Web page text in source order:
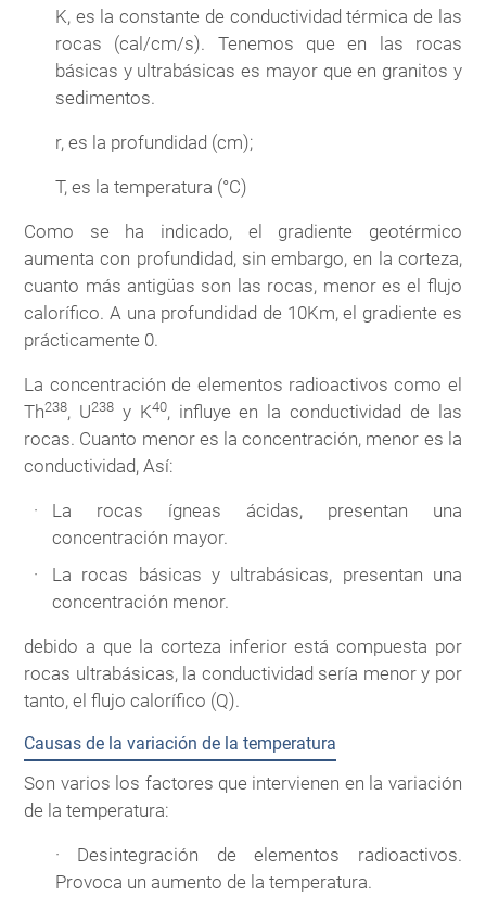
K, es la constante de conductividad térmica de las
rocas (cal/cm/s). Tenemos que en las rocas
básicas y ultrabásicas es mayor que en granitos y
sedimentos.
r, es la profundidad (cm);
T, es la temperatura (°C)
Como se ha indicado, el gradiente geotérmico
aumenta con profundidad, sin embargo, en la corteza,
cuanto más antigüas son las rocas, menor es el flujo
calorífico. A una profundidad de 10Km, el gradiente es
prácticamente 0.
La concentración de elementos radioactivos como el
Th238, U238 y K40, influye en la conductividad de las
rocas. Cuanto menor es la concentración, menor es la
conductividad, Así:
La rocas ígneas ácidas, presentan una
concentración mayor.
La rocas básicas y ultrabásicas, presentan una
concentración menor.
debido a que la corteza inferior está compuesta por
rocas ultrabásicas, la conductividad sería menor y por
tanto, el flujo calorífico (Q).
Causas de la variación de la temperatura
Son varios los factores que intervienen en la variación
de la temperatura:
· Desintegración de elementos radioactivos.
Provoca un aumento de la temperatura.